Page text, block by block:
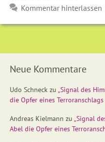
Kommentar hinterlassen
Neue Kommentare
Udo Schneck zu „Signal des
die Opfer eines
Andreas Kielmann zu „Signal
Abel die Opfer eines